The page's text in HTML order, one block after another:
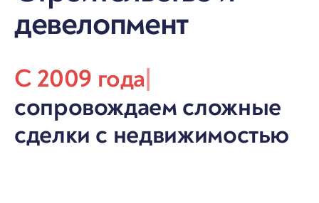
девелопмент
С 2009 года|
сопровождаем сложные
сделки с недвижимостью